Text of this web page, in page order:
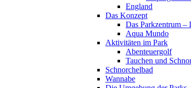
England
Das Konzept
Das Parkzentrum –
Aqua Mundo
Aktivitäten im Park
Abenteuergolf
Tauchen und
Schnorchelbad
Wannabe